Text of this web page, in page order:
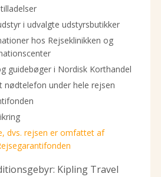
i udvalgte udstyrsbutikker
hos Rejseklinikken og
guidebøger i Nordisk Korthandel
nødtelefon under hele rejsen
dvs. rejsen er omfattet af
Kipling Travel